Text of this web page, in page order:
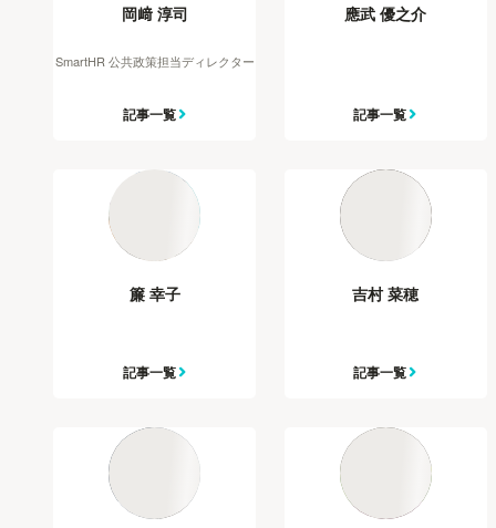
岡﨑 淳司
SmartHR 公共政策担当ディレクター
記事一覧
應武 優之介
記事一覧
簾 幸子
記事一覧
吉村 菜穂
記事一覧